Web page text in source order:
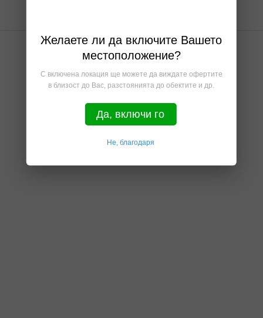
Желаете ли да включите Вашето
местоположение?
С включена локация ще можете да виждате офертите
в близост до Вас, разстоянията до обектите и др.
Да, включи го
Не, благодаря